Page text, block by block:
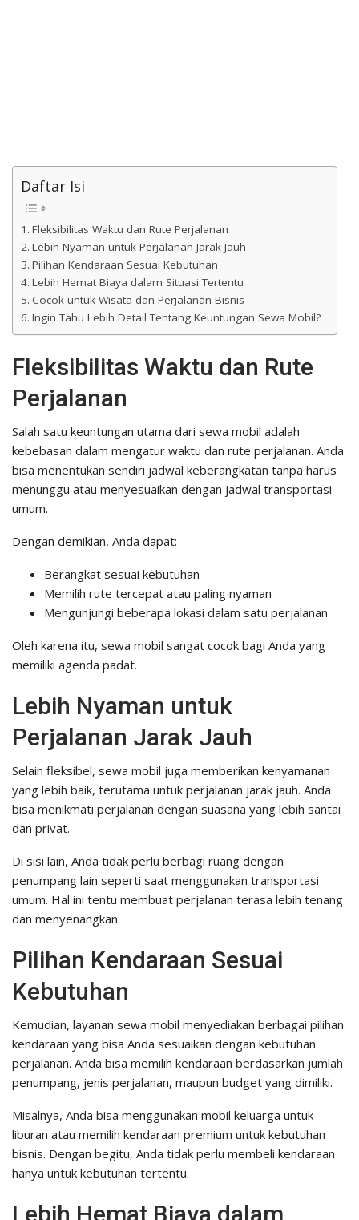
Daftar Isi
Fleksibilitas Waktu dan Rute Perjalanan
Lebih Nyaman untuk Perjalanan Jarak Jauh
Pilihan Kendaraan Sesuai Kebutuhan
Lebih Hemat Biaya dalam Situasi Tertentu
Cocok untuk Wisata dan Perjalanan Bisnis
Ingin Tahu Lebih Detail Tentang Keuntungan Sewa Mobil?
Fleksibilitas Waktu dan Rute
Perjalanan
Salah satu keuntungan utama dari sewa mobil adalah
kebebasan dalam mengatur waktu dan rute perjalanan. Anda
bisa menentukan sendiri jadwal keberangkatan tanpa harus
menunggu atau menyesuaikan dengan jadwal transportasi
umum.
Dengan demikian, Anda dapat:
Berangkat sesuai kebutuhan
Memilih rute tercepat atau paling nyaman
Mengunjungi beberapa lokasi dalam satu perjalanan
Oleh karena itu, sewa mobil sangat cocok bagi Anda yang
memiliki agenda padat.
Lebih Nyaman untuk
Perjalanan Jarak Jauh
Selain fleksibel, sewa mobil juga memberikan kenyamanan
yang lebih baik, terutama untuk perjalanan jarak jauh. Anda
bisa menikmati perjalanan dengan suasana yang lebih santai
dan privat.
Di sisi lain, Anda tidak perlu berbagi ruang dengan
penumpang lain seperti saat menggunakan transportasi
umum. Hal ini tentu membuat perjalanan terasa lebih tenang
dan menyenangkan.
Pilihan Kendaraan Sesuai
Kebutuhan
Kemudian, layanan sewa mobil menyediakan berbagai pilihan
kendaraan yang bisa Anda sesuaikan dengan kebutuhan
perjalanan. Anda bisa memilih kendaraan berdasarkan jumlah
penumpang, jenis perjalanan, maupun budget yang dimiliki.
Misalnya, Anda bisa menggunakan mobil keluarga untuk
liburan atau memilih kendaraan premium untuk kebutuhan
bisnis. Dengan begitu, Anda tidak perlu membeli kendaraan
hanya untuk kebutuhan tertentu.
Lebih Hemat Biaya dalam